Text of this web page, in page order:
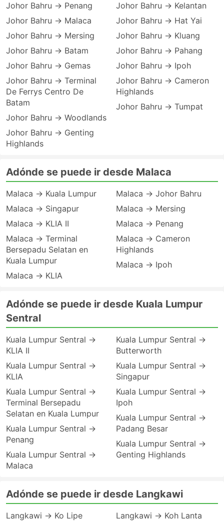
Johor Bahru → Penang
Johor Bahru → Malaca
Johor Bahru → Mersing
Johor Bahru → Batam
Johor Bahru → Gemas
Johor Bahru → Terminal
De Ferrys Centro De
Batam
Johor Bahru → Woodlands
Johor Bahru → Genting
Highlands
Johor Bahru → Kelantan
Johor Bahru → Hat Yai
Johor Bahru → Kluang
Johor Bahru → Pahang
Johor Bahru → Ipoh
Johor Bahru → Cameron
Highlands
Johor Bahru → Tumpat
Adónde se puede ir desde Malaca
Malaca → Kuala Lumpur
Malaca → Singapur
Malaca → KLIA II
Malaca → Terminal
Bersepadu Selatan en
Kuala Lumpur
Malaca → KLIA
Malaca → Johor Bahru
Malaca → Mersing
Malaca → Penang
Malaca → Cameron
Highlands
Malaca → Ipoh
Adónde se puede ir desde Kuala Lumpur
Sentral
Kuala Lumpur Sentral →
KLIA II
Kuala Lumpur Sentral →
KLIA
Kuala Lumpur Sentral →
Terminal Bersepadu
Selatan en Kuala Lumpur
Kuala Lumpur Sentral →
Penang
Kuala Lumpur Sentral →
Malaca
Kuala Lumpur Sentral →
Butterworth
Kuala Lumpur Sentral →
Singapur
Kuala Lumpur Sentral →
Ipoh
Kuala Lumpur Sentral →
Padang Besar
Kuala Lumpur Sentral →
Genting Highlands
Adónde se puede ir desde Langkawi
Langkawi → Ko Lipe
Langkawi → Koh Lanta